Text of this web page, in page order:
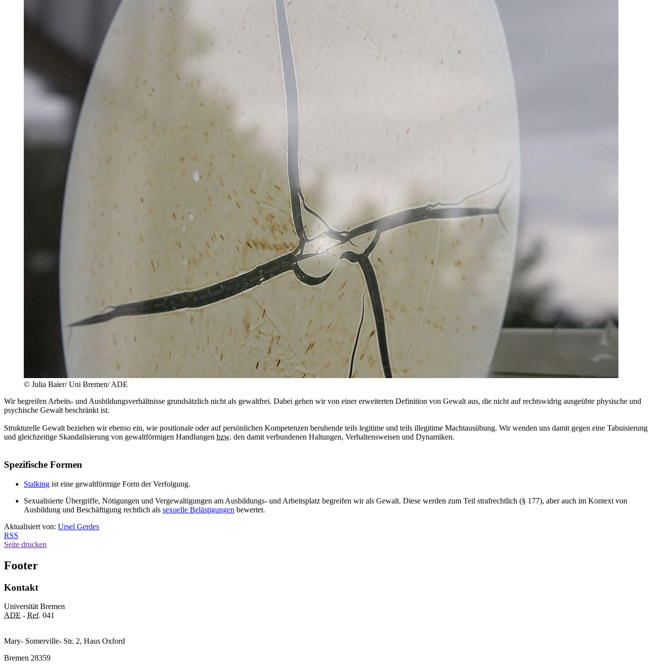
© Julia Baier/ Uni Bremen/ ADE
Wir begreifen Arbeits- und Ausbildungsverhältnisse grundsätzlich nicht als gewaltfrei. Dabei gehen wir von einer erweiterten Definition von Gewalt aus, die nicht auf rechtswidrig ausgeübte physische und
psychische Gewalt beschränkt ist.
Strukturelle Gewalt beziehen wir ebenso ein, wie positionale oder auf persönlichen Kompetenzen beruhende teils legitime und teils illegitime Machtausübung. Wir wenden uns damit gegen eine Tabuisierung
und gleichzeitige Skandalisierung von gewaltförmigen Handlungen bzw. den damit verbundenen Haltungen, Verhaltensweisen und Dynamiken.
Spezifische Formen
Stalking ist eine gewaltförmige Form der Verfolgung.
Sexualisierte Übergriffe, Nötigungen und Vergewaltigungen am Ausbildungs- und Arbeitsplatz begreifen wir als Gewalt. Diese werden zum Teil strafrechtlich (§ 177), aber auch im Kontext von
Ausbildung und Beschäftigung rechtlich als sexuelle Belästigungen bewertet.
Aktualisiert von: Ursel Gerdes
RSS
Seite drucken
Footer
Kontakt
Universität Bremen
ADE - Ref. 041
Mary- Somerville- Str. 2, Haus Oxford
Bremen 28359